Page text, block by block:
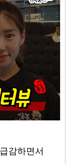
감하면서